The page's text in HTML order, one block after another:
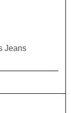
Jeans